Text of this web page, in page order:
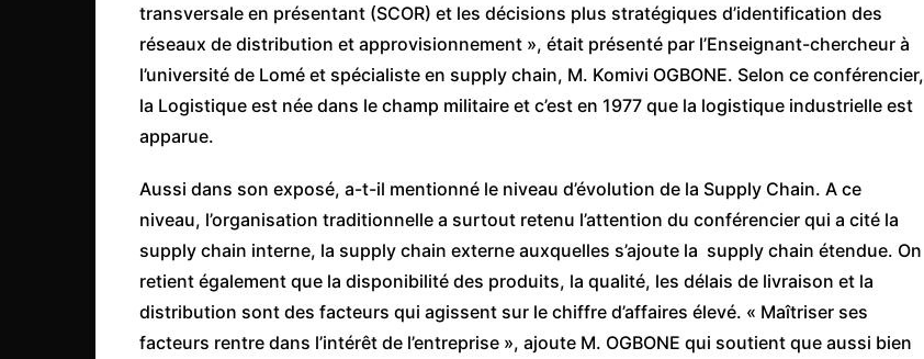
Rwanda
Tchad
Togo
Congo
São Tomé et Príncipe
Seychelles
Sierra Leone
Soudan
transversale en présentant (SCOR) et les décisions plus stratégiques d’identification des
réseaux de distribution et approvisionnement », était présenté par l’Enseignant-chercheur à
l’université de Lomé et spécialiste en supply chain, M. Komivi OGBONE. Selon ce conférencier,
la Logistique est née dans le champ militaire et c’est en 1977 que la logistique industrielle est
apparue.
Aussi dans son exposé, a-t-il mentionné le niveau d’évolution de la Supply Chain. A ce
niveau, l’organisation traditionnelle a surtout retenu l’attention du conférencier qui a cité la
supply chain interne, la supply chain externe auxquelles s’ajoute la supply chain étendue. On
retient également que la disponibilité des produits, la qualité, les délais de livraison et la
distribution sont des facteurs qui agissent sur le chiffre d’affaires élevé. « Maîtriser ses
facteurs rentre dans l’intérêt de l’entreprise », ajoute M. OGBONE qui soutient que aussi bien